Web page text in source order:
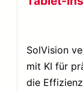
SolVision
mit KI für
die